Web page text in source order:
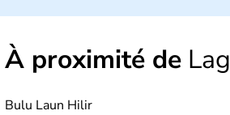
6000 sont habitées. C'est
200 millions d'habitants, élevés
cultures et le culte du corps,
À proximité de
Bulu Laun Hilir